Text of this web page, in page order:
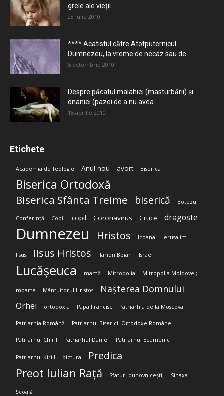
grele ale vieţii
28 iulie 2010
**** Acatistul către Atotputernicul
Dumnezeu, la vreme de necaz sau de...
5 octombrie 2010
Despre păcatul malahiei (masturbării) şi
onaniei (pazei de a nu avea...
15 aprilie 2010
Etichete
Academia de Teologie Anul nou avort Biserica
Biserica Ortodoxă
Biserica Sfânta Treime biserică Botezul
Conferință Copii copil Coronavirus Cruce dragoste
Dumnezeu Hristos Icoana Ierusalim
Iisus Iisus Hristos Ilarion Boian Israel
Lucășeuca mamă Mitropolia Mitropolia Moldovei;
moarte Mântuitorul Hristos Nașterea Domnului
Orhei ortodoxia Papa Francisc Patriarhia de la Moscova
Patriarhia Română Patriarhul Bisericii Ortodoxe Române
Patriarhul Chiril Patriarhul Daniel Patriarhul Ecumenic
Patriarhul Kirill pictura Predica
Preot Iulian Rață Sfaturi duhovnicești; Sinaxa
Școală